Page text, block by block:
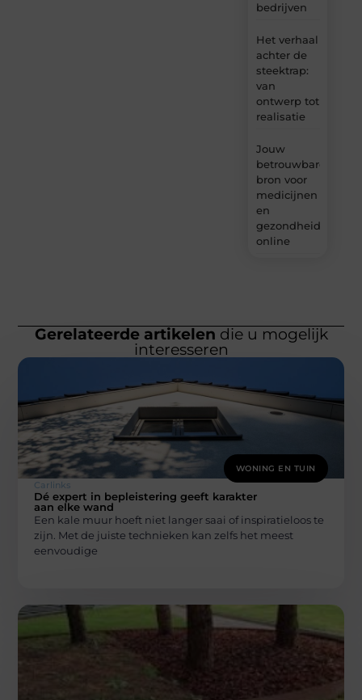
bedrijven
Het verhaal
achter de
steektrap:
van
ontwerp tot
realisatie
Jouw
betrouwbare
bron voor
medicijnen
en
online
Gerelateerde artikelen die u mogelijk
interesseren
WONING EN TUIN
Carlinks
Dé expert in bepleistering geeft karakter
aan elke wand
Een kale muur hoeft niet langer saai of inspiratieloos te
zijn. Met de juiste technieken kan zelfs het meest
eenvoudige